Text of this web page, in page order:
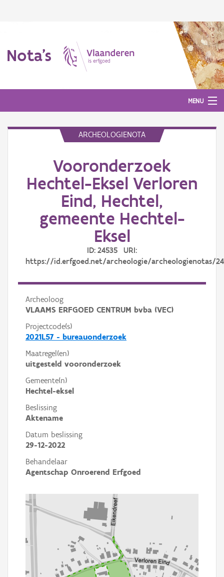
Nota's
MENU
ARCHEOLOGIENOTA
Vooronderzoek
Hechtel-Eksel Verloren
Eind, Hechtel,
gemeente Hechtel-
Eksel
ID: 24535 URI:
https://id.erfgoed.net/archeologie/archeologienotas/
Archeoloog
VLAAMS ERFGOED CENTRUM bvba (VEC)
Projectcode(s)
2021L57 - bureauonderzoek
Maatregel(en)
uitgesteld vooronderzoek
Gemeente(n)
Hechtel-eksel
Beslissing
Aktename
Datum beslissing
29-12-2022
Behandelaar
Agentschap Onroerend Erfgoed